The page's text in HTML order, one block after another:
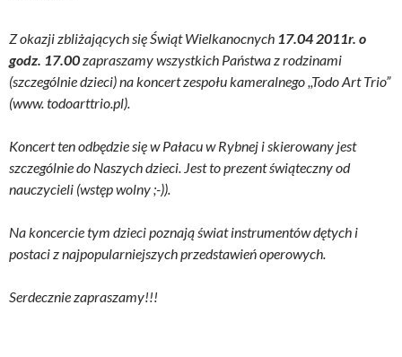
Z okazji zbliżających się Świąt Wielkanocnych 17.04 2011r. o
godz. 17.00zapraszamy wszystkich Państwa z rodzinami
(szczególnie dzieci) na koncert zespołu kameralnego ,,Todo Art Trio”
(www. todoarttrio.pl).
Koncert ten odbędzie się w Pałacu w Rybnej i skierowany jest
szczególnie do Naszych dzieci. Jest to prezent świąteczny od
nauczycieli (wstęp wolny ;-)).
Na koncercie tym dzieci poznają świat instrumentów dętych i
postaci z najpopularniejszych przedstawień operowych.
Serdecznie zapraszamy!!!